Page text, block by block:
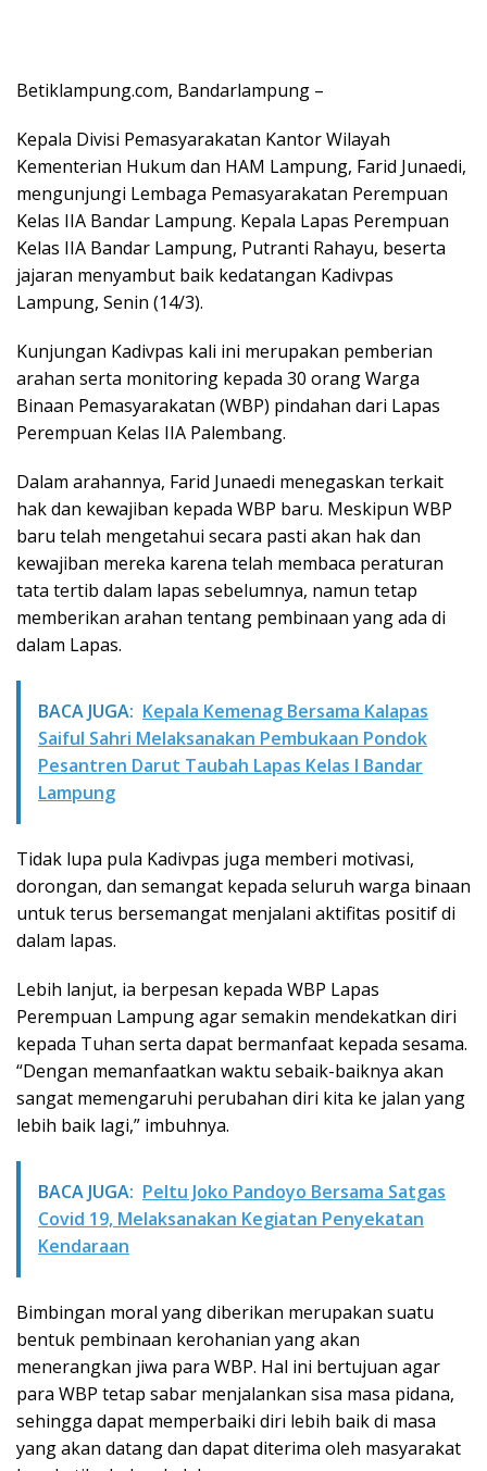
Betiklampung.com, Bandarlampung –
Kepala Divisi Pemasyarakatan Kantor Wilayah
Kementerian Hukum dan HAM Lampung, Farid Junaedi,
mengunjungi Lembaga Pemasyarakatan Perempuan
Kelas IIA Bandar Lampung. Kepala Lapas Perempuan
Kelas IIA Bandar Lampung, Putranti Rahayu, beserta
jajaran menyambut baik kedatangan Kadivpas
Lampung, Senin (14/3).
Kunjungan Kadivpas kali ini merupakan pemberian
arahan serta monitoring kepada 30 orang Warga
Binaan Pemasyarakatan (WBP) pindahan dari Lapas
Perempuan Kelas IIA Palembang.
Dalam arahannya, Farid Junaedi menegaskan terkait
hak dan kewajiban kepada WBP baru. Meskipun WBP
baru telah mengetahui secara pasti akan hak dan
kewajiban mereka karena telah membaca peraturan
tata tertib dalam lapas sebelumnya, namun tetap
memberikan arahan tentang pembinaan yang ada di
dalam Lapas.
BACA JUGA: Kepala Kemenag Bersama Kalapas
Saiful Sahri Melaksanakan Pembukaan Pondok
Pesantren Darut Taubah Lapas Kelas I Bandar
Lampung
Tidak lupa pula Kadivpas juga memberi motivasi,
dorongan, dan semangat kepada seluruh warga binaan
untuk terus bersemangat menjalani aktifitas positif di
dalam lapas.
Lebih lanjut, ia berpesan kepada WBP Lapas
Perempuan Lampung agar semakin mendekatkan diri
kepada Tuhan serta dapat bermanfaat kepada sesama.
“Dengan memanfaatkan waktu sebaik-baiknya akan
sangat memengaruhi perubahan diri kita ke jalan yang
lebih baik lagi,” imbuhnya.
BACA JUGA: Peltu Joko Pandoyo Bersama Satgas
Covid 19, Melaksanakan Kegiatan Penyekatan
Kendaraan
Bimbingan moral yang diberikan merupakan suatu
bentuk pembinaan kerohanian yang akan
menerangkan jiwa para WBP. Hal ini bertujuan agar
para WBP tetap sabar menjalankan sisa masa pidana,
sehingga dapat memperbaiki diri lebih baik di masa
yang akan datang dan dapat diterima oleh masyarakat